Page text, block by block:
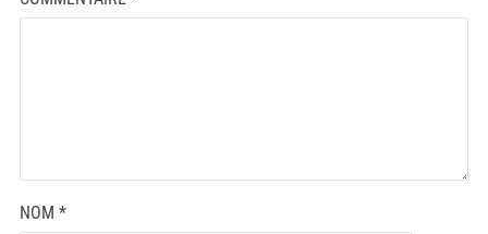
NOM *